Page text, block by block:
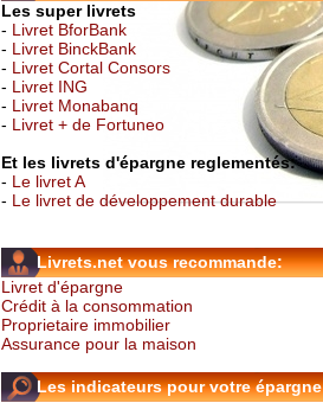
Les super livrets
- Livret BforBank
- Livret BinckBank
- Livret Cortal Consors
- Livret ING
- Livret Monabanq
- Livret + de Fortuneo
Et les livrets d'épargne reglementés:
- Le livret A
- Le livret de développement durable
Livrets.net vous recommande:
Livret d'épargne
Crédit à la consommation
Proprietaire immobilier
Assurance pour la maison
Les indicateurs pour votre épargne